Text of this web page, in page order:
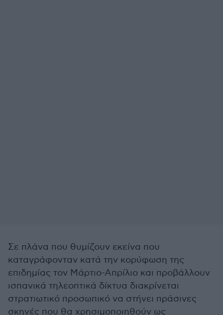
Σε πλάνα που θυμίζουν εκείνα που
καταγράφονταν κατά την κορύφωση της
επιδημίας τον Μάρτιο-Απρίλιο και προβάλλουν
ισπανικά τηλεοπτικά δίκτυα διακρίνεται
στρατιωτικό προσωπικό να στήνει πράσινες
σκηνές που θα χρησιμοποιηθούν ως